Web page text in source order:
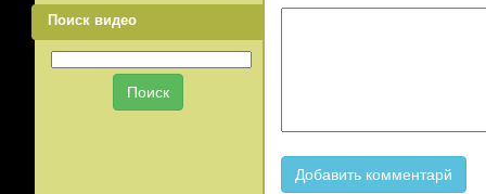
Поиск видео